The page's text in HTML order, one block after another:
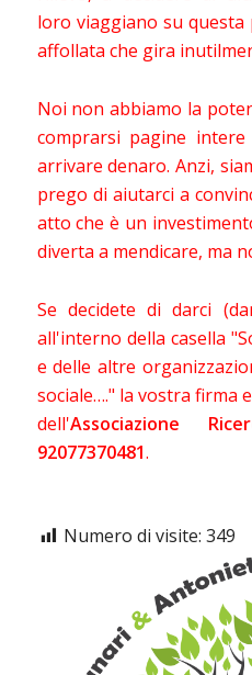
loro viaggiano su
affollata che gira
Noi non abbiamo la
comprarsi pagine
arrivare denaro. Anzi,
prego di aiutarci a
atto che è un
diverta a mendicare, ma
Se decidete di darci
all'interno della casella
e delle altre
sociale…." la vostra firma
dell'Associazione
92077370481.
Numero di visite: 349